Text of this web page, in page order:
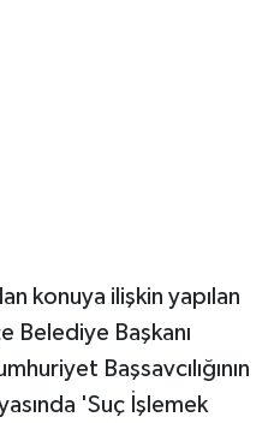
konuya ilişkin yapılan
Belediye Başkanı
Başsavcılığının
'Suç İşlemek